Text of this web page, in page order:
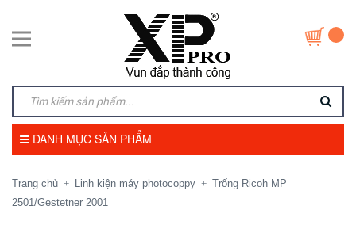
DANH MỤC SẢN PHẨM
Trang chủ + Linh kiện máy photocoppy + Trống Ricoh MP
2501/Gestetner 2001